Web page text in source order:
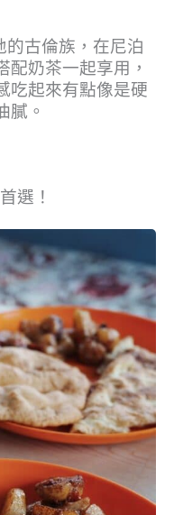
的古倫族，在尼泊
配奶茶一起享用，
吃起來有點像是硬
膩。
選！